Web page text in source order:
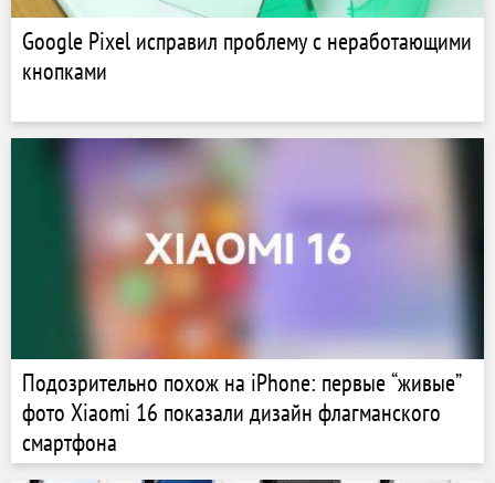
Google Pixel исправил проблему с неработающими
кнопками
Подозрительно похож на iPhone: первые “живые”
фото Xiaomi 16 показали дизайн флагманского
смартфона